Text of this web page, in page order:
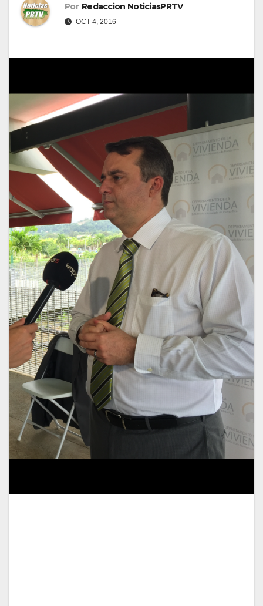
Por Redaccion NoticiasPRTV
OCT 4, 2016